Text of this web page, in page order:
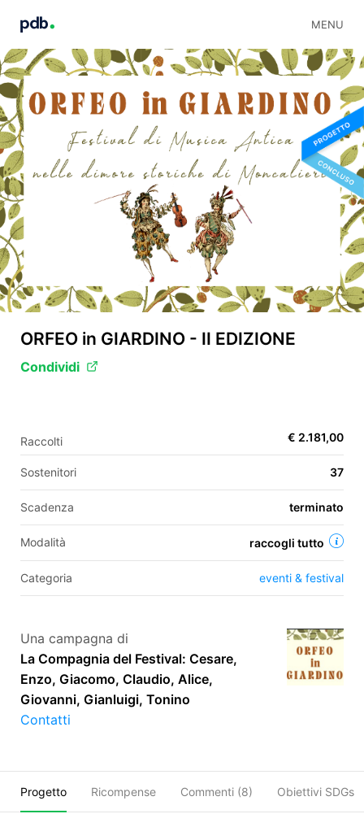
MENU
IT
FR
ES
ORFEO in GIARDINO - II EDIZIONE
Condividi
Raccolti € 2.181,00
Sostenitori 37
Scadenza terminato
Modalità raccogli tutto
Categoria eventi & festival
Una campagna di
La Compagnia del Festival: Cesare,
Enzo, Giacomo, Claudio, Alice,
Giovanni, Gianluigi, Tonino
Contatti
Progetto Ricompense Commenti (8) Obiettivi SDGs